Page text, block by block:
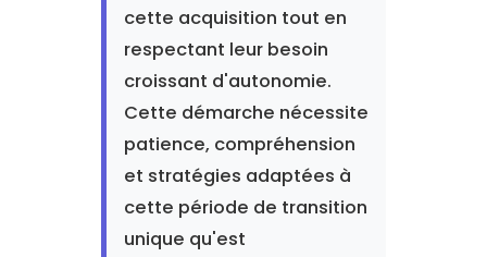
cette acquisition tout en
respectant leur besoin
croissant d'autonomie.
Cette démarche nécessite
patience, compréhension
et stratégies adaptées à
cette période de transition
unique qu'est